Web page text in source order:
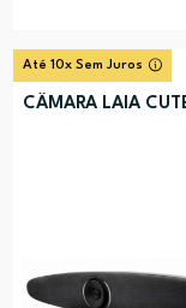
Até 10x Sem Juros
CÂMARA LAIA